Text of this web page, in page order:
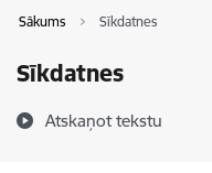
Sākums Sīkdatnes
Sīkdatnes
Atskaņot tekstu